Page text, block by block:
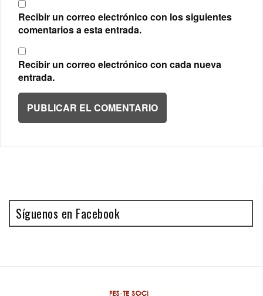
Recibir un correo electrónico con los siguientes
comentarios a esta entrada.
Recibir un correo electrónico con cada nueva
entrada.
Síguenos en Facebook